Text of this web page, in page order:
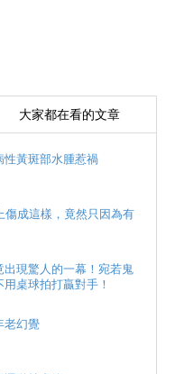
大家都在看的文章
性黃斑部水腫惹禍
傷成這樣，竟然只因為有
現驚人的一幕！宛若鬼
桌球拍打贏對手！
老幻覺